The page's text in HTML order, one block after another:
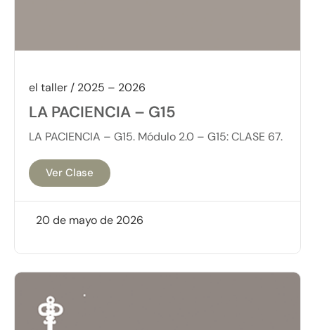
el taller / 2025 – 2026
LA PACIENCIA – G15
LA PACIENCIA – G15. Módulo 2.0 – G15: CLASE 67.
Ver Clase
20 de mayo de 2026